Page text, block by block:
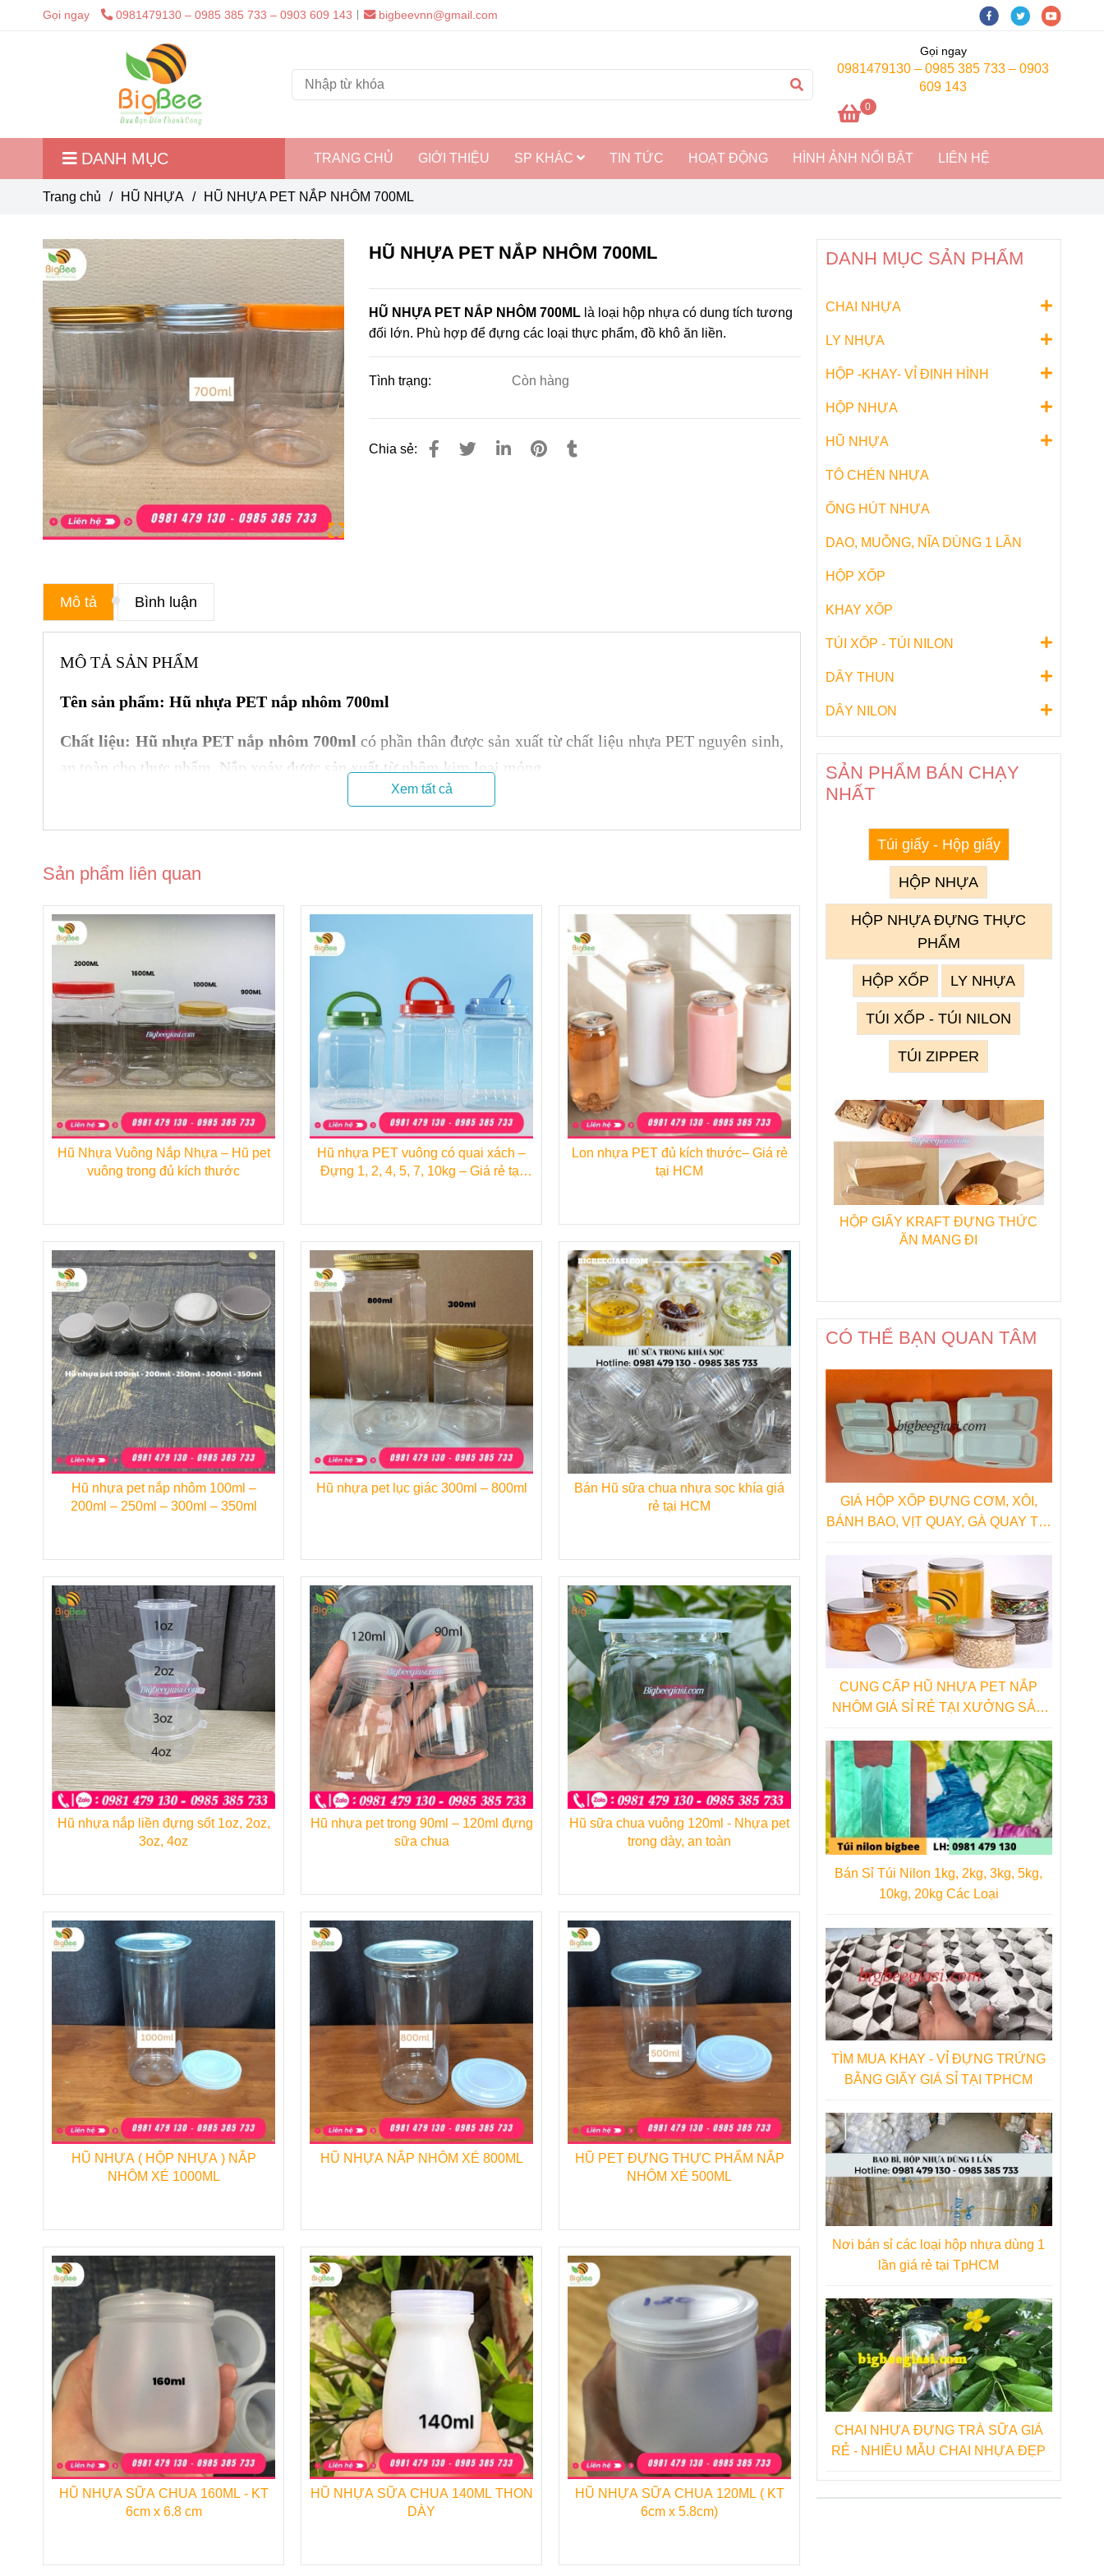
Gọi ngay 0981479130 – 0985 385 733 – 0903 609 143 bigbeevnn@gmail.com
Gọi ngay
0981479130 – 0985 385 733 – 0903
609 143
0
DANH MỤC TRANG CHỦ GIỚI THIỆU SP KHÁC TIN TỨC HOẠT ĐỘNG HÌNH ẢNH NỔI BẬT LIÊN HỆ
Trang chủ / HŨ NHỰA / HŨ NHỰA PET NẮP NHÔM 700ML
HŨ NHỰA PET NẮP NHÔM 700ML
HŨ NHỰA PET NẮP NHÔM 700ML là loại hộp nhựa có dung tích tương
đối lớn. Phù hợp để đựng các loại thực phẩm, đồ khô ăn liền.
Tình trạng: Còn hàng
Chia sẻ:
Mô tả Bình luận
MÔ TẢ SẢN PHẨM
Tên sản phẩm: Hũ nhựa PET nắp nhôm 700ml
Chất liệu: Hũ nhựa PET nắp nhôm 700ml có phần thân được sản xuất từ chất liệu nhựa PET nguyên sinh,
an toàn cho thực phẩm. Nắp xoáy được sản xuất từ nhôm kim loại mỏng.
- Là loại nhựa nguyên sinh, chưa qua tái chế & được sản xuất riêng dùng để bảo quản thực phẩm.
- Có màu sắc trong suốt, dễ dàng quan sát được thực phẩm đựng bên trong.
- Chống thấm khí O2, và CO2 tốt hơn các loại nh
- Khi đươc gia nhiệt đến 200 độ C hoặc làm lạnh ở – 90oC, cấu trúc hóa học của sản phẩm vẫn được giữ
nguyên, tính chống thấm khí hơi vẫn không thay đổi khi nhiệt độ khoảng 100 độ C
- Có thể đi kèm nắp lót, các loại seal xốp cách nhiệt
Kích thước:
- Dung tích: 700ml
- Đường kính đáy: 90 mm
- Chiều cao: 118 mm
Ứng dụng:
-Hũ nhựa PET nắp nhôm 700ml với thiết kế đơn giản nhưng tiện dụng. Khả năng bảo quản tốt nênchúng
được sử dụng ngày càng nhiều trong sản xuất thực phẩm nói chung và các loại đồ ăn chế biến nói riêng.
- Với kích thước nhỏ nhắn,Hũ nhựa PET nắp nhôm 700ml rất thích hợp để sử dụng đựng các loại bánh
mứt kẹp, ô mai,...
- Sản phẩm cũng có thể được sử dụng làm hũ đựng gia vị trong gia đình.
Hũ nhựa PET nắp nhôm 700ml
với thiết kế thông minh, nhỏ gọn, hiện đại. Là sản phẩm bao bì được lựa
chọn và yêu thích hiện nay. Sử dụngHũ nhựa PET nắp nhôm 700ml
để đựng thực phẩm không chỉ giúp
bảo quản tốt hơn, mà còn giúp thực phâm bên trong trở nên ngon mắt và hợp vệ sinh hơn.
Quý khách có nhu cầu tìm mua sản phẩm Hũ nhựa PET nắp nhôm 700ml để phục vụ kinh doanh có thể
liên hệ với Công ty TNHH TM
Thu Hồng - địa chỉ chuyên cung cấp các sản phẩm dùng 1 lần chất lượng để
có được mức giá cạnh tranh nhất.
Để biết thêm thông tin chi tiết về giá thành sản phẩm cũng như về các sản phẩm khác củaCông ty Thu
XEM THÊM DANH SÁCH CÁC SẢN PHẨM BAO BÌ DÙNG 1 LẦN DO THU HỒNG CUNG
CẤP
Ly giấy cafe take away Ly nhựa Pet, ly nhựa PP.
Tô giấy đựng kem, cháo, phở, bún. Chai nhựa đựng nước sâm, trà sữa.
Đĩa giấy đựng bánh kem, bánh sinh
Hộp nhựa tròn, chữ nhật đựng thực
phẩm.
♦ Ống hút giấy. ♦ Khay-vỉ đựng trứng, đựng bánh kẹo.
♦ Túi giấy đựng bánh mì. ♦ Hũ nhựa nắp nhôm – hũ nhựa đựng
sữa chua.
Xem tất cả
Sản phẩm liên quan
Hũ Nhựa Vuông Nắp Nhựa – Hũ pet
vuông trong đủ kích thước
Hũ nhựa PET vuông có quai xách –
Đựng 1, 2, 4, 5, 7, 10kg – Giá rẻ tại
Lon nhựa PET đủ kích thước– Giá rẻ
tại HCM
Hũ nhựa pet nắp nhôm 100ml –
200ml – 250ml – 300ml – 350ml
Hũ nhựa pet lục giác 300ml – 800ml
Bán Hũ sữa chua nhựa sọc khía giá
rẻ tại HCM
Hũ nhựa nắp liền đựng sốt 1oz, 2oz,
3oz, 4oz
Hũ nhựa pet trong 90ml – 120ml đựng
sữa chua
Hũ sữa chua vuông 120ml - Nhựa pet
trong dày, an toàn
HŨ NHỰA ( HỘP NHỰA ) NẮP
NHÔM XÉ 1000ML
HŨ NHỰA NẮP NHÔM XÉ 800ML
HŨ PET ĐỰNG THỰC PHẨM NẮP
NHÔM XÉ 500ML
HŨ NHỰA SỮA CHUA 160ML - KT
6cm x 6.8 cm
HŨ NHỰA SỮA CHUA 140ML THON
DÀY
HŨ NHỰA SỮA CHUA 120ML ( KT
6cm x 5.8cm)
DANH MỤC SẢN PHẨM
CHAI NHỰA
LY NHỰA
HỘP -KHAY- VỈ ĐỊNH HÌNH
HỘP NHỰA
HŨ NHỰA
TÔ CHÉN NHỰA
ỐNG HÚT NHỰA
DAO, MUỖNG, NĨA DÙNG 1 LẦN
HỘP XỐP
KHAY XỐP
TÚI XỐP - TÚI NILON
DÂY THUN
DÂY NILON
SẢN PHẨM BÁN CHẠY
NHẤT
Túi giấy - Hộp giấy
HỘP NHỰA
HỘP NHỰA ĐỰNG THỰC
PHẨM
HỘP XỐP LY NHỰA
TÚI XỐP - TÚI NILON
TÚI ZIPPER
HỘP GIẤY KRAFT ĐỰNG THỨC
ĂN MANG ĐI
CÓ THỂ BẠN QUAN TÂM
GIÁ HỘP XỐP ĐỰNG CƠM, XÔI,
BÁNH BAO, VỊT QUAY, GÀ QUAY TẠI
CUNG CẤP HŨ NHỰA PET NẮP
NHÔM GIÁ SỈ RẺ TẠI XƯỞNG SẢN
Bán Sỉ Túi Nilon 1kg, 2kg, 3kg, 5kg,
10kg, 20kg Các Loại
TÌM MUA KHAY - VỈ ĐỰNG TRỨNG
BẰNG GIẤY GIÁ SỈ TẠI TPHCM
Nơi bán sỉ các loại hộp nhựa dùng 1
lần giá rẻ tại TpHCM
CHAI NHỰA ĐỰNG TRÀ SỮA GIÁ
RẺ - NHIỀU MẪU CHAI NHỰA ĐẸP